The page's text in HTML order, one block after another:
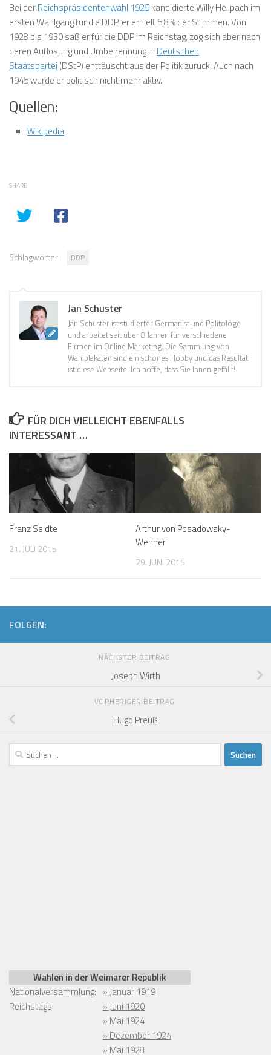
Bei derReichspräsidentenwahl 1925kandidierte Willy Hellpach im
ersten Wahlgang für die DDP, er erhielt 5,8 % der Stimmen. Von
1928 bis 1930 saß er für die DDP im Reichstag, zog sich aber nach
deren Auflösung und Umbenennung in Deutschen
Staatspartei (DStP) enttäuscht aus der Politik zurück. Auch nach
1945 wurde er politisch nicht mehr aktiv.
Quellen:
Wikipedia
SHARE
Schlagwörter: DDP
Jan Schuster
Jan Schuster ist studierter Germanist und Politologe
und arbeitet seit über 8 Jahren für verschiedene
Firmen im Online Marketing. Die Sammlung von
Wahlplakaten sind ein schönes Hobby und das Resultat
ist diese Webseite. Ich hoffe, dass Sie Ihnen gefällt!
FÜR DICH VIELLEICHT EBENFALLS
INTERESSANT …
Franz Seldte
21. JULI 2015
Arthur von Posadowsky-
Wehner
29. JUNI 2015
FOLGEN:
NÄCHSTER BEITRAG
Joseph Wirth
VORHERIGER BEITRAG
Hugo Preuß
Suchen
nach:
Wahlen in der Weimarer Republik
Nationalversammlung: » Januar 1919
Reichstags:
» Juni 1920
» Mai 1924
» Dezember 1924
» Mai 1928